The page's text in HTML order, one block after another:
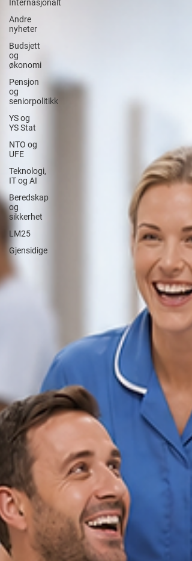
Internasjonalt
Andre
nyheter
Budsjett
og
økonomi
Pensjon
og
seniorpolitikk
YS og
YS Stat
NTO og
UFE
Teknologi,
IT og AI
Beredskap
og
sikkerhet
LM25
Gjensidige